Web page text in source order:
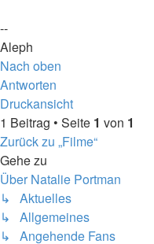
--
Aleph
Nach oben
Antworten
Druckansicht
1 Beitrag • Seite 1 von 1
Zurück zu „Filme“
Gehe zu
Über Natalie Portman
↳ Aktuelles
↳ Allgemeines
↳ Angehende Fans